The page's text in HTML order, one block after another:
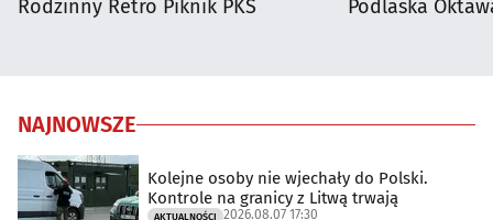
Rodzinny Retro Piknik PKS Podlaska
NAJNOWSZE
Kolejne osoby nie wjechały do Polski.
Kontrole na granicy z Litwą trwają
AKTUALNOŚCI 2026.08.07 17:30